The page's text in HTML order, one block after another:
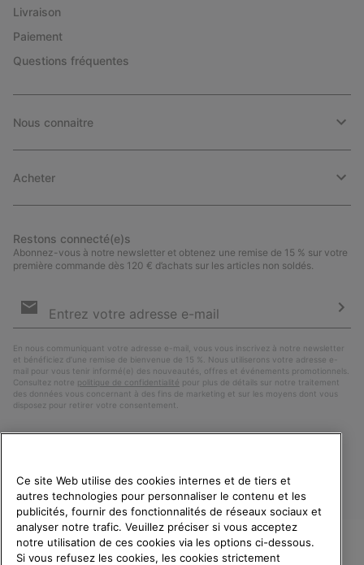
Livraison
Paiement
Questions fréquentes
Nous connaitre
Acheter
Restons connecté(e)s
Abonnez-vous à notre newsletter et obtenez une remise de 15 % sur votre
première commande dès 120 € d’achats sur les articles non soldés.
par
En nous communiquant votre adresse e-mail, vous vous inscrivez à notre newsletter
et bénéficiez d’une remise de bienvenue de 15 %. Nous utiliserons votre adresse e-
mail pour vous tenir informé(e) des nouveautés, offres et événements promotionnels.
Consultez notre politique de confidentialité pour plus de détails sur notre traitement
des données vous concernant à des fins de marketing et sur les moyens dont vous
disposez pour retirer votre consentement.
France
Ce site Web utilise des cookies internes et de tiers et
autres technologies pour personnaliser le contenu et les
publicités, fournir des fonctionnalités de réseaux sociaux et
analyser notre trafic. Veuillez préciser si vous acceptez
notre utilisation de ces cookies via les options ci-dessous.
Si vous refusez les cookies, les cookies strictement